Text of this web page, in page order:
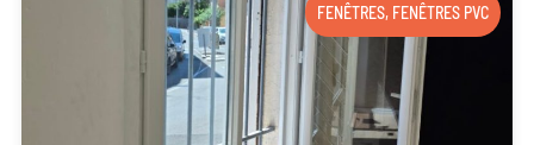
FENÊTRES, FENÊTRES PVC